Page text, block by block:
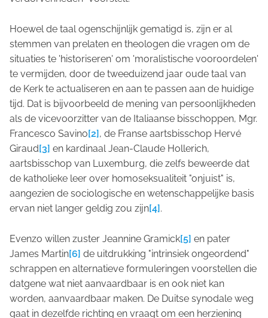
Hoewel de taal ogenschijnlijk gematigd is, zijn er al
stemmen van prelaten en theologen die vragen om de
situaties te 'historiseren' om 'moralistische vooroordelen'
te vermijden, door de tweeduizend jaar oude taal van
de Kerk te actualiseren en aan te passen aan de huidige
tijd. Dat is bijvoorbeeld de mening van persoonlijkheden
als de vicevoorzitter van de Italiaanse bisschoppen, Mgr.
Francesco Savino[2], de Franse aartsbisschop Hervé
Giraud[3] en kardinaal Jean-Claude Hollerich,
aartsbisschop van Luxemburg, die zelfs beweerde dat
de katholieke leer over homoseksualiteit "onjuist" is,
aangezien de sociologische en wetenschappelijke basis
ervan niet langer geldig zou zijn[4].
Evenzo willen zuster Jeannine Gramick[5] en pater
James Martin[6] de uitdrukking "intrinsiek ongeordend"
schrappen en alternatieve formuleringen voorstellen die
datgene wat niet aanvaardbaar is en ook niet kan
worden, aanvaardbaar maken. De Duitse synodale weg
gaat in dezelfde richting en vraagt om een herziening